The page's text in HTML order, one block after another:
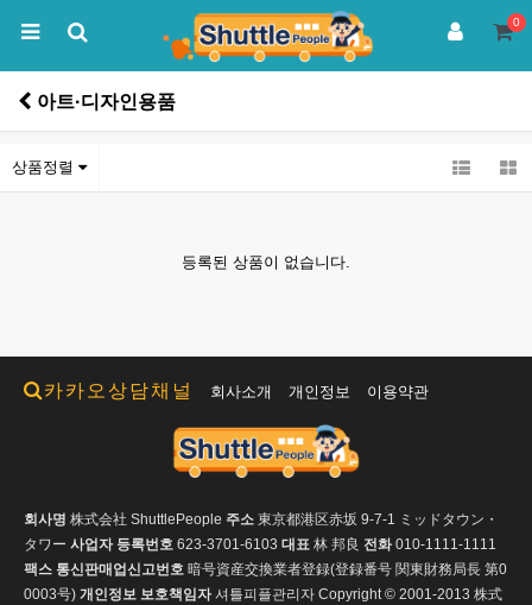
0
아트·디자인용품
상품정렬
등록된 상품이 없습니다.
카카오상담채널 회사소개 개인정보 이용약관
회사명 株式会社 ShuttlePeople 주소 東京都港区赤坂 9-7-1 ミッドタウン・
タワー 사업자 등록번호 623-3701-6103 대표 林 邦良 전화010-1111-1111
팩스 통신판매업신고번호 暗号資産交換業者登録(登録番号 関東財務局長 第0
0003号) 개인정보 보호책임자셔틀피플관리자 Copyright © 2001-2013 株式